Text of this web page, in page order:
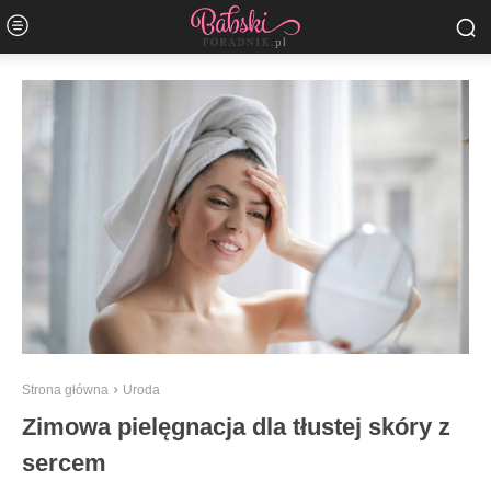
Strona główna Uroda
Zimowa pielęgnacja dla tłustej skóry z
sercem